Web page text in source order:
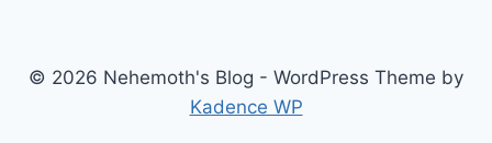
© 2026 Nehemoth's Blog - WordPress Theme by
Kadence WP